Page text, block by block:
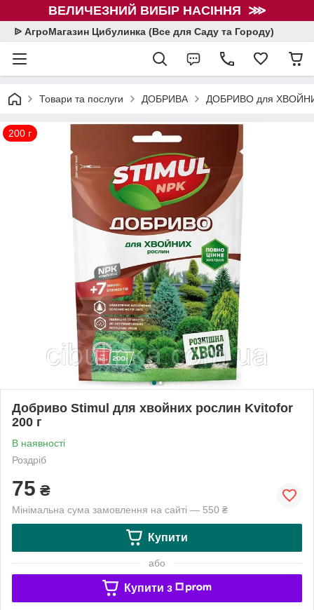
ВЕЛИЧЕЗНИЙ ВИБІР НАСІННЯ ⋙
ᐉ АгроМагазин Цибулинка (Все для Саду та Городу)
Товари та послуги ДОБРИВА ДОБРИВО для
200 г
Добриво Stimul для хвойних рослин Kvitofor
200 г
В наявності
Роздріб
75 ₴
Мінімальна сума замовлення на сайті — 550 ₴
Купити
або
Купити з